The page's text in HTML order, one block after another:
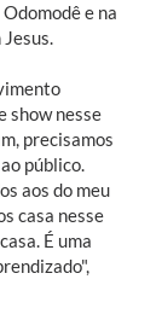
e na
show nesse
precisamos
público.
aos do meu
casa nesse
É uma